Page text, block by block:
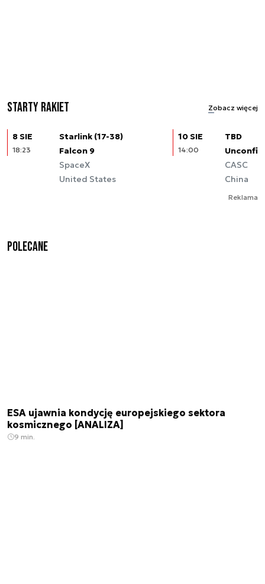
Starty rakiet Zobacz więcej
8 SIE
18:23
Starlink (17-38)
Falcon 9
SpaceX
United States
10 SIE
14:00
TBD
CASC
China
Reklama
Polecane
ESA ujawnia kondycję europejskiego sektora
kosmicznego [ANALIZA]
9 min.